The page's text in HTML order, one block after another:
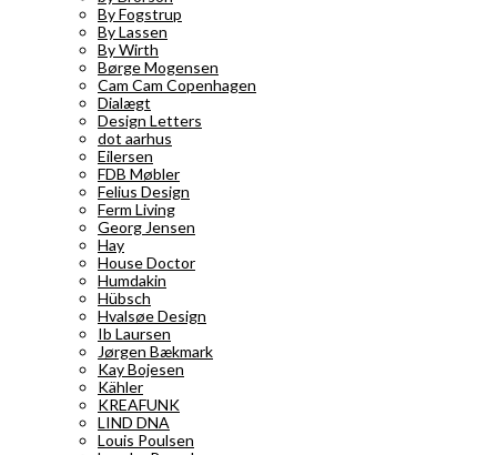
By Fogstrup
By Lassen
By Wirth
Børge Mogensen
Cam Cam Copenhagen
Dialægt
Design Letters
dot aarhus
Eilersen
FDB Møbler
Felius Design
Ferm Living
Georg Jensen
Hay
House Doctor
Humdakin
Hübsch
Hvalsøe Design
Ib Laursen
Jørgen Bækmark
Kay Bojesen
Kähler
KREAFUNK
LIND DNA
Louis Poulsen